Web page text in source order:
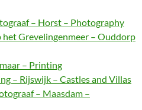
– Horst – Photography
Grevelingenmeer – Ouddorp
– Printing
– Rijswijk – Castles and Villas
– Maasdam –